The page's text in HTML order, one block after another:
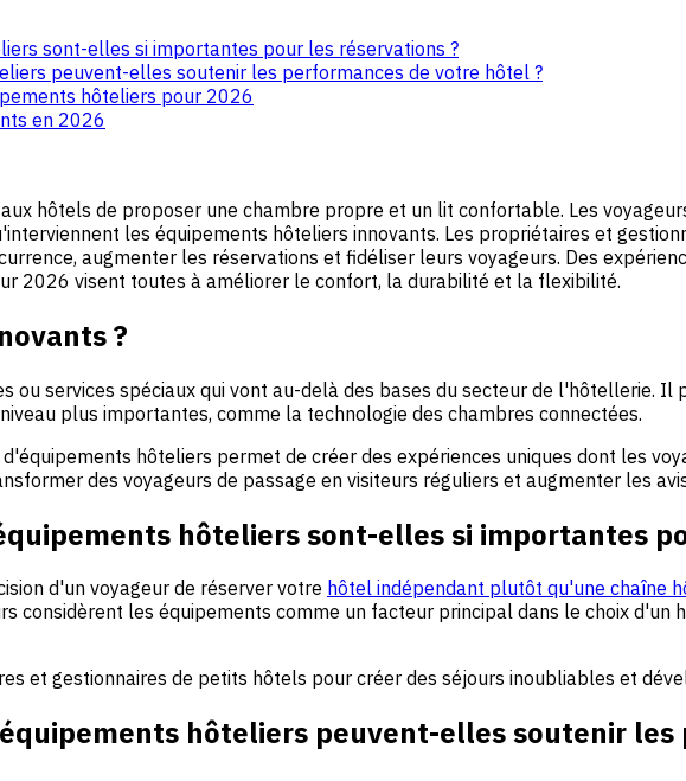
sont-elles si importantes pour les réservations ?
peuvent-elles soutenir les performances de votre hôtel ?
hôteliers pour 2026
en 2026
hôtels de proposer une chambre propre et un lit confortable. Les
les équipements hôteliers innovants. Les propriétaires et
augmenter les réservations et fidéliser leurs voyageurs. Des
2026 visent toutes à améliorer le confort, la durabilité et la flexibilité.
?
ou services spéciaux qui vont au-delà des bases du secteur de l'hôtellerie. Il
plus importantes, comme la technologie des chambres connectées.
hôteliers permet de créer des expériences uniques dont les
des voyageurs de passage en visiteurs réguliers et augmenter les
hôteliers sont-elles si importantes
d'un voyageur de réserver votre hôtel indépendant plutôt qu'une chaîne
considèrent les équipements comme un facteur principal dans le choix d'un
et gestionnaires de petits hôtels pour créer des séjours inoubliables et
hôteliers peuvent-elles soutenir